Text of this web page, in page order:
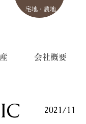
​宅地・農地
会社概要
​2021/11